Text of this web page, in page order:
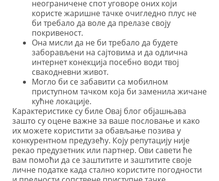
неограничене спот уговоре оних који
користе жаришне тачке очигледно плус не
би требало да воле да прелазе своју
покривеност.
Она мисли да не би требало да будете
заборављени на сајтовима и да одлична
интернет конекција посебно води твој
свакодневни живот.
Могло би се забавити са мобилном
приступном тачком која би заменила жичане
кућне локације.
Карактеристике су биле Овај блог објашњава
зашто су оцене важне за ваше пословање и како
их можете користити за обављање позива у
конкурентном предузећу. Коју репутацију није
рекао предузетник или партнер. Ови савети ће
вам помоћи да се заштитите и заштитите своје
личне податке када стално користите погодности